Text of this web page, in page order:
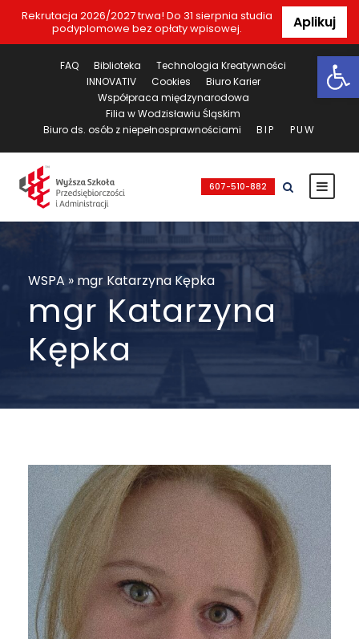
Rekrutacja 2026/2027 trwa! Do 31 sierpnia studia
podyplomowe bez opłaty wpisowej.
Aplikuj
FAQ Biblioteka
Technologia Kreatywności
INNOVATIV
Cookies
Biuro Karier
Współpraca międzynarodowa
Filia w Wodzisławiu Śląskim
Biuro ds. osób z niepełnosprawnościami
BIP PUW
607-510-882
WSPA » mgr Katarzyna Kępka
mgr Katarzyna
Kępka